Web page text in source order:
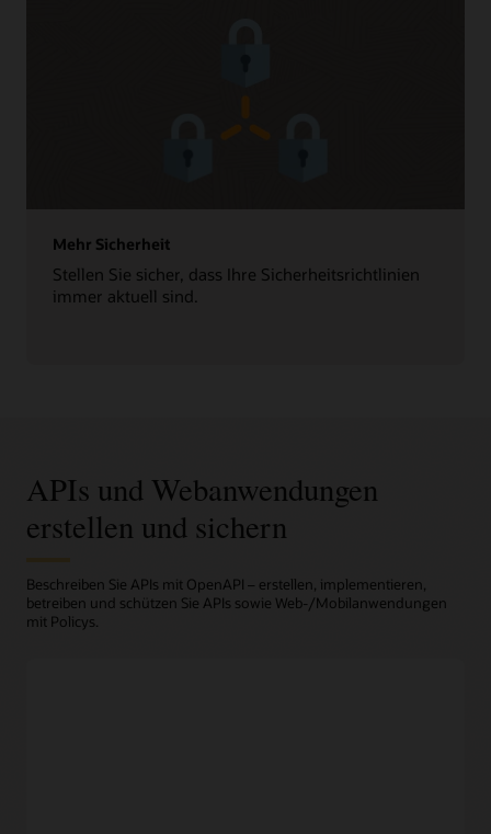
Mehr Sicherheit
Stellen Sie sicher, dass Ihre Sicherheitsrichtlinien
immer aktuell sind.
APIs und Webanwendungen
erstellen und sichern
Beschreiben Sie APIs mit OpenAPI – erstellen, implementieren,
betreiben und schützen Sie APIs sowie Web-/Mobilanwendungen
mit Policys.